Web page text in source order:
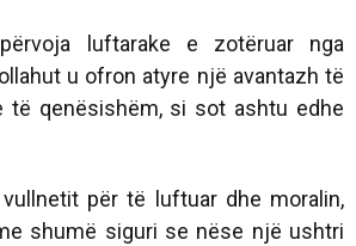
luftarake e zotëruar nga
u ofron atyre një avantazh të
të qenësishëm, si sot ashtu edhe
për të luftuar dhe moralin,
shumë siguri se nëse një ushtri